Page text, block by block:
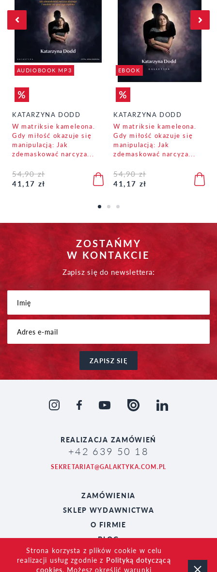
AUDIOBOOK MP3
KATARZYNA DODD
W matriksie kameleona.
Gdy miłość okazuje się
manipulacją: Jak
zdemaskować narcyza...
54,90 zł
41,17 zł
EBOOK
KATARZYNA DODD
W matriksie kameleona.
Gdy miłość okazuje się
manipulacją: Jak
zdemaskować narcyza...
54,90 zł
41,17 zł
ZOSTAŃMY
W KONTAKCIE
Zapisz się do newslettera:
ZAPISZ SIĘ
REALIZACJA ZAMÓWIEŃ
+42 639 50 18
SEKRETARIAT@GALAKTYKA.COM.PL
ZAMÓWIENIA
SKLEP WYDAWNICTWA
O FIRMIE
BLOG
Strona korzysta z plików cookie w celu
realizacji usług zgodnie z Polityką dotyczącą
cookies. Możesz określić warunki